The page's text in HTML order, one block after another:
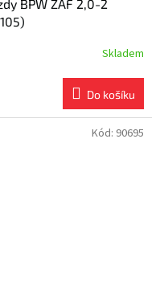
BPW ZAF 2,0-2
Skladem
Do košíku
Kód: 90695